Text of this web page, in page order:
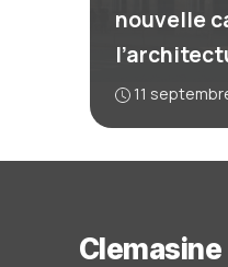
nouvelle
11
Clemasine